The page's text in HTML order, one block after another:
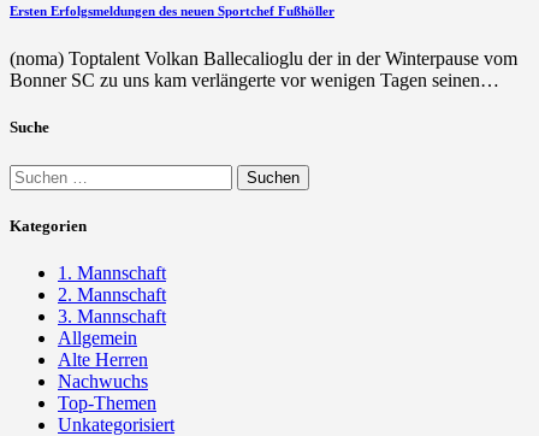
Ersten Erfolgsmeldungen des neuen Sportchef Fußhöller
(noma) Toptalent Volkan Ballecalioglu der in der Winterpause vom
Bonner SC zu uns kam verlängerte vor wenigen Tagen seinen…
Suche
Suchen
nach:
Kategorien
1. Mannschaft
2. Mannschaft
3. Mannschaft
Allgemein
Alte Herren
Nachwuchs
Top-Themen
Unkategorisiert